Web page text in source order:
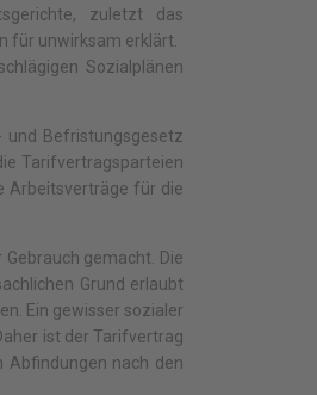
zuletzt das
für unwirksam erklärt.
Sozialplänen
und Befristungsgesetz
Tarifvertragsparteien
Arbeitsverträge für die
gemacht. Die
Grund erlaubt
Ein gewisser sozialer
ist der Tarifvertrag
Abfindungen nach den